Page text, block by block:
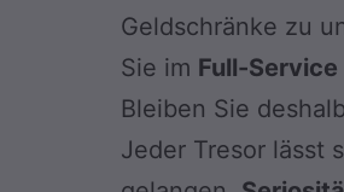
Geldschränke zu
Sie im Full-Service
Bleiben Sie
Jeder Tresor lässt